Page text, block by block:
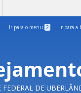
Ir para o menu 2 Ir para a
FEDERAL DE